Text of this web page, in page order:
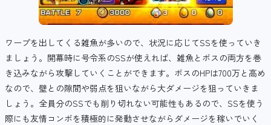
ワープを出してくる雑魚が多いので、状況に応じてSSを使っていき
ましょう。開幕時に号令系のSSが使えれば、雑魚とボスの両方を巻
き込みながら攻撃していくことができます。ボスのHPは700万と高め
なので、壁との隙間や弱点を狙いながら大ダメージを狙っていきま
しょう。全員分のSSでも削り切れない可能性もあるので、SSを使う
際にも友情コンボを積極的に発動させながらダメージを稼いでいく